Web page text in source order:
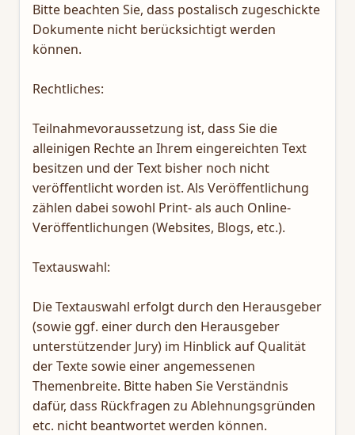
Bitte beachten Sie, dass postalisch zugeschickte
Dokumente nicht berücksichtigt werden
können.
Rechtliches:
Teilnahmevoraussetzung ist, dass Sie die
alleinigen Rechte an Ihrem eingereichten Text
besitzen und der Text bisher noch nicht
veröffentlicht worden ist. Als Veröffentlichung
zählen dabei sowohl Print- als auch Online-
Veröffentlichungen (Websites, Blogs, etc.).
Textauswahl:
Die Textauswahl erfolgt durch den Herausgeber
(sowie ggf. einer durch den Herausgeber
unterstützender Jury) im Hinblick auf Qualität
der Texte sowie einer angemessenen
Themenbreite. Bitte haben Sie Verständnis
dafür, dass Rückfragen zu Ablehnungsgründen
etc. nicht beantwortet werden können.